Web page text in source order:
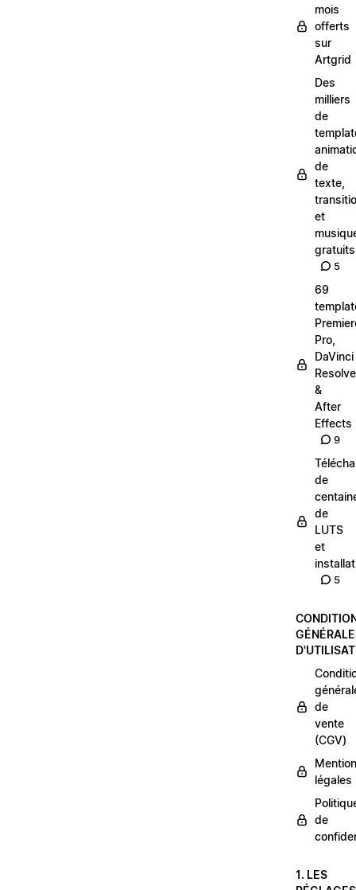
mois
offerts
sur
Artgrid
Des
milliers
de
de
texte,
et
gratuits
5
69
Pro,
DaVinci
Resolve
&
After
Effects
9
de
de
LUTS
et
5
de
vente
(CGV)
légales
de
1. LES